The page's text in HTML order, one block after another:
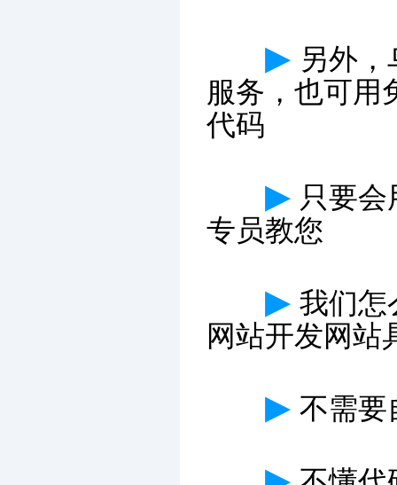
▶ 另外
服务，也可用
代码
▶ 只要
专员教您
▶ 我们怎
网站开发网站
▶ 不需要